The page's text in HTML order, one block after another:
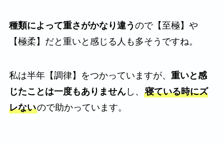
種類によって重さがかなり違う ので【至極】や
【極柔】だと重いと感じる人も多そうですね。
私は半年【調律】をつかっていますが、 重いと感
じたことは一度もありませんし、 寝ている時にズ
レないので助かっています。